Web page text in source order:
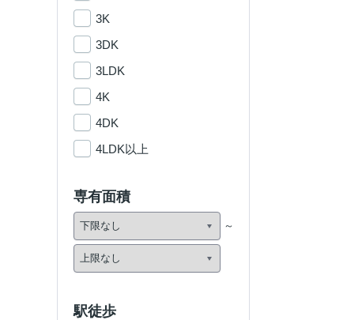
3K
3DK
3LDK
4K
4DK
4LDK以上
専有面積
駅徒歩